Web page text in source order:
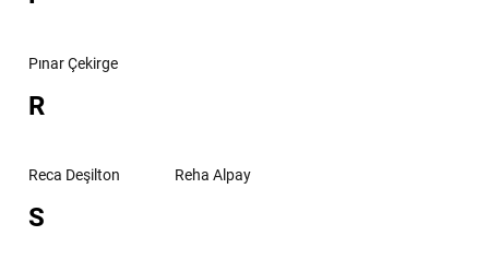
Pınar Çekirge
R
Reca Deşilton Reha Alpay
S